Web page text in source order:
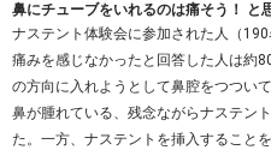
鼻にチューブをいれるのは痛そう！ と
ナステント体験会に参加された人（
痛みを感じなかったと回答した人は約
の方向に入れようとして鼻腔をつつい
鼻が腫れている、残念ながらナステン
た。一方、ナステントを挿入すること